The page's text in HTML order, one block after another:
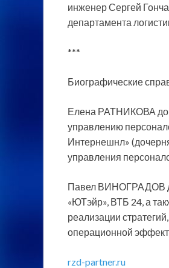
инженер Сергей
департамента
***
Биографические
Елена РАТНИКОВА до
управлению
Интернешнл»
управления
Павел ВИНОГРАДОВ
«ЮТэйр», ВТБ 24, а
реализации
операционной
rzd-partner.ru